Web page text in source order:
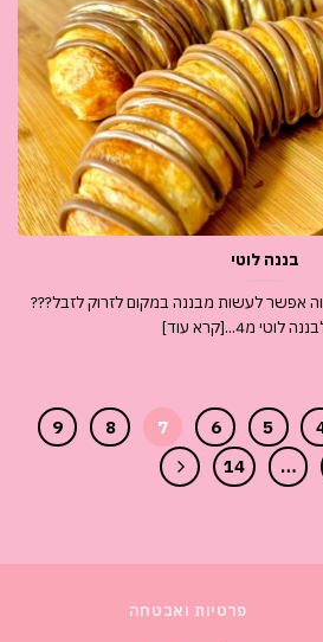
בננה לוטי
אפשר לעשות מבננה במקום לזרוק לזבל???
לוטי מ4...[קרא עוד]
5
6
7
8
9
…
14
פרטיות ואבטחה